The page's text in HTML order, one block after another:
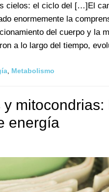
cielos: el ciclo del […]El
enormemente la
del cuerpo y la
a lo largo del tiempo,
Metabolismo
energía